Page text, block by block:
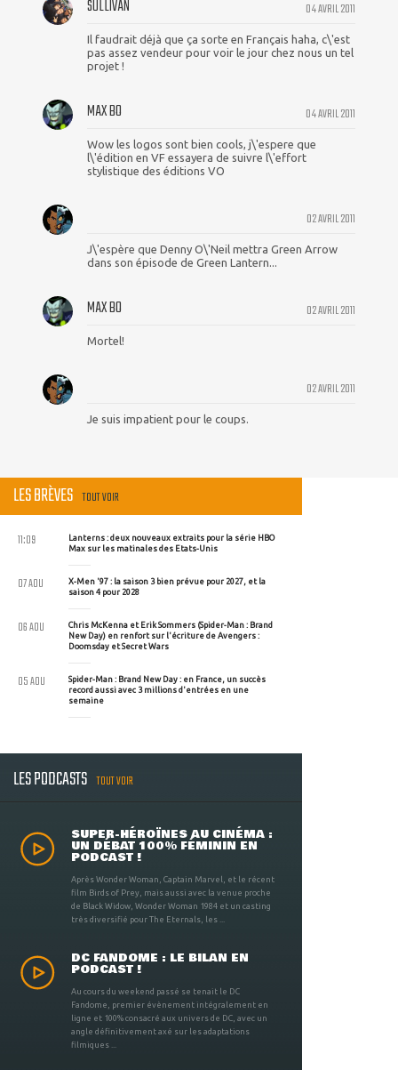
04 AVRIL 2011
SULLIVAN
Il faudrait déjà que ça sorte en Français haha, c\'est
pas assez vendeur pour voir le jour chez nous un tel
projet !
04 AVRIL 2011
MAX BO
Wow les logos sont bien cools, j\'espere que
l\'édition en VF essayera de suivre l\'effort
stylistique des éditions VO
02 AVRIL 2011
J\'espère que Denny O\'Neil mettra Green Arrow
dans son épisode de Green Lantern...
02 AVRIL 2011
MAX BO
Mortel!
02 AVRIL 2011
Je suis impatient pour le coups.
LES BRÈVES TOUT VOIR
Lanterns : deux nouveaux extraits pour la série HBO
Max sur les matinales des Etats-Unis
11:09
X-Men '97 : la saison 3 bien prévue pour 2027, et la
saison 4 pour 2028
07 AOU
Chris McKenna et Erik Sommers (Spider-Man : Brand
New Day) en renfort sur l'écriture de Avengers :
Doomsday et Secret Wars
06 AOU
Spider-Man : Brand New Day : en France, un succès
record aussi avec 3 millions d'entrées en une
semaine
05 AOU
LES PODCASTS TOUT VOIR
SUPER-HÉROÏNES AU CINÉMA :
UN DÉBAT 100% FÉMININ EN
PODCAST !
Après Wonder Woman, Captain Marvel, et le récent
film Birds of Prey, mais aussi avec la venue proche
de Black Widow, Wonder Woman 1984 et un casting
très diversifié pour The Eternals, les ...
DC FANDOME : LE BILAN EN
PODCAST !
Au cours du weekend passé se tenait le DC
Fandome, premier évènement intégralement en
ligne et 100% consacré aux univers de DC, avec un
angle définitivement axé sur les adaptations
filmiques ...